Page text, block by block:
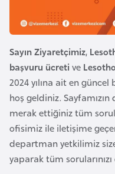
Sayın Ziyaretçimiz,
başvuru ücreti ve
2024 yılına ait en güncel
hoş geldiniz. Sayfamızın
merak ettiğiniz tüm
ofisimiz ile iletişime
departman yetkilimiz
yaparak tüm
y
B
a
n
g
l
a
d